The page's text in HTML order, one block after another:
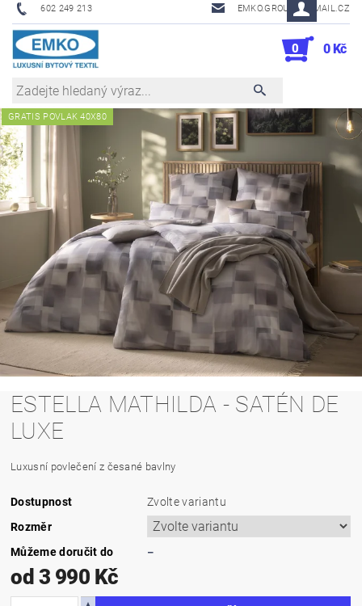
602 249 213 EMKO.GROUSL@EMAIL.CZ
0 0 Kč
GRATIS POVLAK 40X80
ESTELLA MATHILDA - SATÉN DE
LUXE
Luxusní povlečení z česané bavlny
Dostupnost
Zvolte variantu
Rozměr
Můžeme doručit do
–
od 3 990 Kč